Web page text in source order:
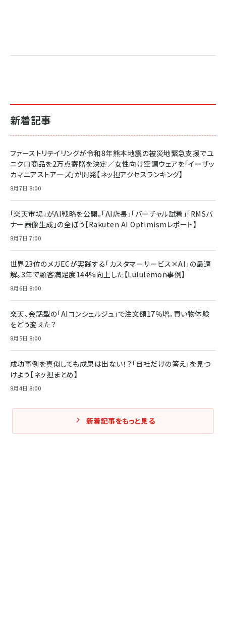
新着記事
ファーストリテイリングが令和8年熊本地震の被災地緊急支援でユ
ニクロ商品を2万点寄贈を決定／女性向け空調ウェアを「イーザッ
カマニアストア―ズ」が開発【ネッ担アクセスランキング】
8月7日 8:00
「楽天市場」がAI戦略を公開。「AI店長」「バーチャル試着」「RMSバ
ナー画像生成」の全ぼう【Rakuten AI Optimismレポート】
8月7日 7:00
世界23位のメガECが実践する「カスタマーサービス×AI」の最適
解。3年で顧客満足度144%向上した【Lululemon事例】
8月6日 8:00
楽天、会話型の「AIコンシェルジュ」で注文額17％増。買い物体験
をどう変えた？
8月5日 8:00
成功事例を真似しても成果は出ない！？「自社だけの答え」を見つ
けよう【ネッ担まとめ】
8月4日 8:00
新着記事をもっと見る